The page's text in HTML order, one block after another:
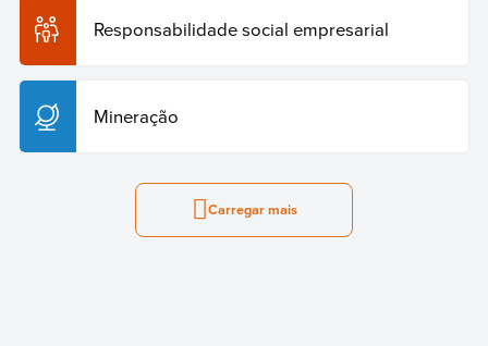
Responsabilidade social empresarial
Mineração
Carregar mais